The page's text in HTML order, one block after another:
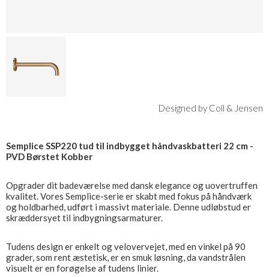
Designed by Coll & Jensen
Semplice SSP220 tud til indbygget håndvaskbatteri 22 cm -
PVD Børstet Kobber
Opgrader dit badeværelse med dansk elegance og uovertruffen
kvalitet. Vores Semplice-serie er skabt med fokus på håndværk
og holdbarhed, udført i massivt materiale. Denne udløbstud er
skræddersyet til indbygningsarmaturer.
Tudens design er enkelt og velovervejet, med en vinkel på 90
grader, som rent æstetisk, er en smuk løsning, da vandstrålen
visuelt er en forøgelse af tudens linier.